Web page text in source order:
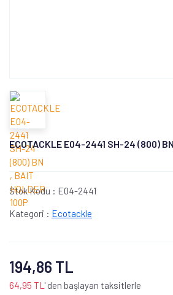
ECOTACKLE E04-2441 SH-24 (800)
Stok Kodu : E04-2441
Kategori : Ecotackle
194,86 TL
64,95 TL ' den başlayan taksitlerle